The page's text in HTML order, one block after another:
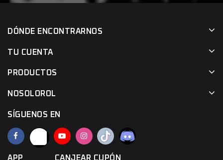
DÓNDE ENCONTRARNOS
TU CUENTA
PRODUCTOS
NOSOLOROL
SÍGUENOS EN
APP CANJEAR CUPÓN